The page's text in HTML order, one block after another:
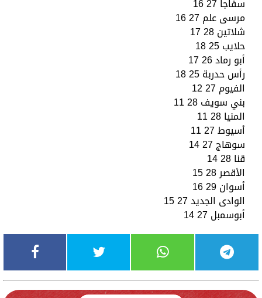
مرسى علم 27 16
شلاتين 28 17
حلايب 25 18
أبو رماد 26 17
رأس حدربة 25 18
الفيوم 27 12
بني سويف 28 11
المنيا 28 11
أسيوط 27 11
سوهاج 27 14
قنا 28 14
الأقصر 28 15
أسوان 29 16
الوادى الجديد 27 15
أبوسمبل 27 14